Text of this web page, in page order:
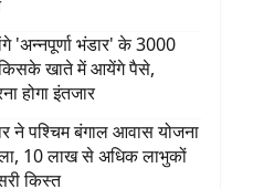
'अन्नपूर्णा भंडार' के 3000
खाते में आयेंगे पैसे,
होगा इंतजार
ने पश्चिम बंगाल आवास योजना
10 लाख से अधिक लाभुकों
किस्त